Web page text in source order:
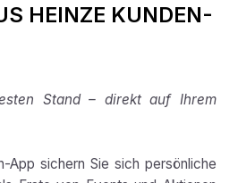
HEINZE KUNDEN-
Stand – direkt auf Ihrem
App sichern Sie sich persönliche